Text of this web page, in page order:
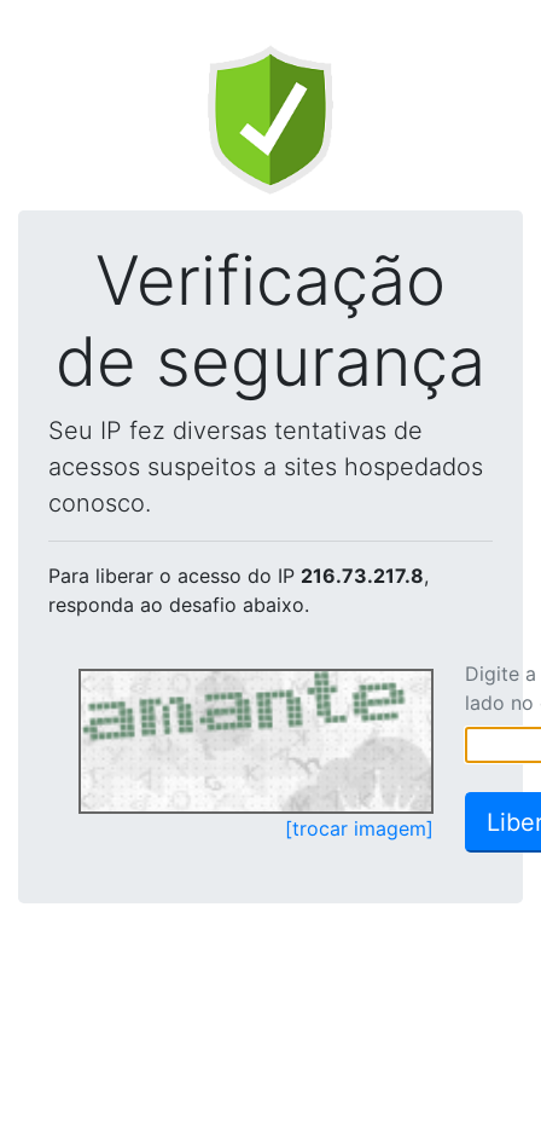
Verificação
de segurança
Seu IP fez diversas tentativas de
acessos suspeitos a sites hospedados
conosco.
Para liberar o acesso do IP 216.73.217.8,
responda ao desafio abaixo.
[trocar imagem]
Digite
lado no